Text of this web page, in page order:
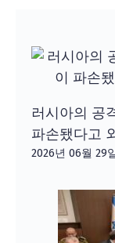
러시아의 공
파손됐다고
2026년 06월 29